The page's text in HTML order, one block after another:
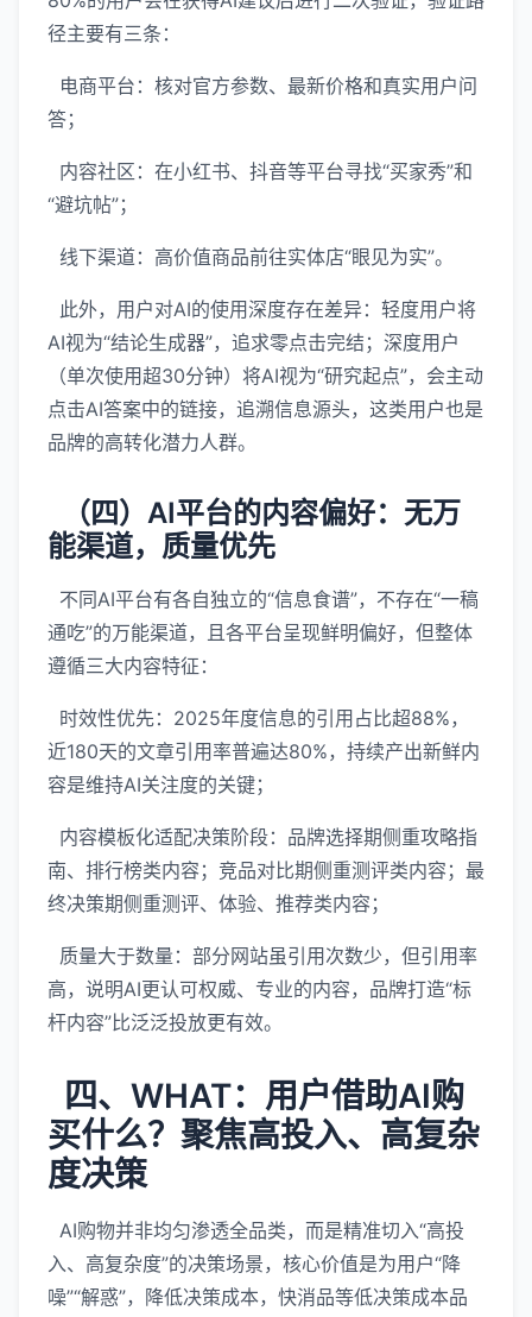
径主要有三条：
电商平台：核对官方参数、最新价格和真实用户问
答；
内容社区：在小红书、抖音等平台寻找“买家秀”和
“避坑帖”；
线下渠道：高价值商品前往实体店“眼见为实”。
此外，用户对AI的使用深度存在差异：轻度用户将
AI视为“结论生成器”，追求零点击完结；深度用户
（单次使用超30分钟）将AI视为“研究起点”，会主动
点击AI答案中的链接，追溯信息源头，这类用户也是
品牌的高转化潜力人群。
（四）AI平台的内容偏好：无万
能渠道，质量优先
不同AI平台有各自独立的“信息食谱”，不存在“一稿
通吃”的万能渠道，且各平台呈现鲜明偏好，但整体
遵循三大内容特征：
时效性优先：2025年度信息的引用占比超88%，
近180天的文章引用率普遍达80%，持续产出新鲜内
容是维持AI关注度的关键；
内容模板化适配决策阶段：品牌选择期侧重攻略指
南、排行榜类内容；竞品对比期侧重测评类内容；最
终决策期侧重测评、体验、推荐类内容；
质量大于数量：部分网站虽引用次数少，但引用率
高，说明AI更认可权威、专业的内容，品牌打造“标
杆内容”比泛泛投放更有效。
四、WHAT：用户借助AI购
买什么？聚焦高投入、高复杂
度决策
AI购物并非均匀渗透全品类，而是精准切入“高投
入、高复杂度”的决策场景，核心价值是为用户“降
噪”“解惑”，降低决策成本，快消品等低决策成本品